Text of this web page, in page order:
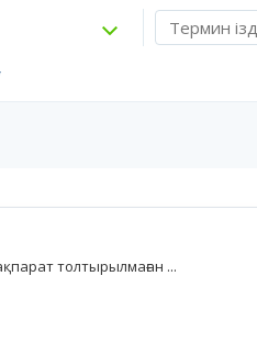
толтырылмаған ...